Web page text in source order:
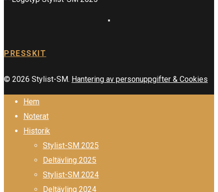
PRESSKIT
© 2026 Stylist-SM. Hantering av personuppgifter & Cookies
Hem
Noterat
Historik
Stylist-SM 2025
Deltävling 2025
Stylist-SM 2024
Deltävling 2024